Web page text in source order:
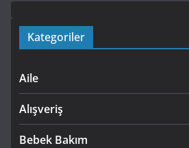
Kategoriler
Aile
Alışveriş
Bebek Bakım